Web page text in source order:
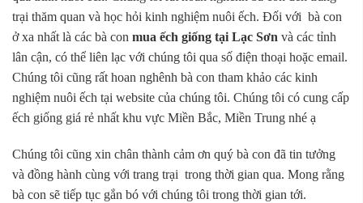
trại thăm quan và học hỏi kinh nghiệm nuôi ếch. Đối với bà con
ở xa nhất là các bà con mua ếch giống tại Lạc Sơn và các tỉnh
lân cận, có thể liên lạc với chúng tôi qua số điện thoại hoặc email.
Chúng tôi cũng rất hoan nghênh bà con tham khảo các kinh
nghiệm nuôi ếch tại website của chúng tôi. Chúng tôi có cung cấp
ếch giống giá rẻ nhất khu vực Miền Bắc, Miền Trung nhé ạ
Chúng tôi cũng xin chân thành cảm ơn quý bà con đã tin tưởng
và đồng hành cùng với trang trại trong thời gian qua. Mong rằng
bà con sẽ tiếp tục gắn bó với chúng tôi trong thời gian tới.